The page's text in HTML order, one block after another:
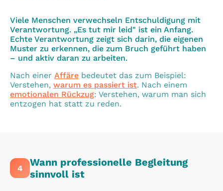
Viele Menschen verwechseln Entschuldigung mit
Verantwortung. „Es tut mir leid" ist ein Anfang.
Echte Verantwortung zeigt sich darin, die eigenen
Muster zu erkennen, die zum Bruch geführt haben
– und aktiv daran zu arbeiten.
Nach einer Affäre bedeutet das zum Beispiel:
Verstehen, warum es passiert ist. Nach einem
emotionalen Rückzug: Verstehen, warum man sich
entzogen hat statt zu reden.
4
Wann professionelle Begleitung
sinnvoll ist